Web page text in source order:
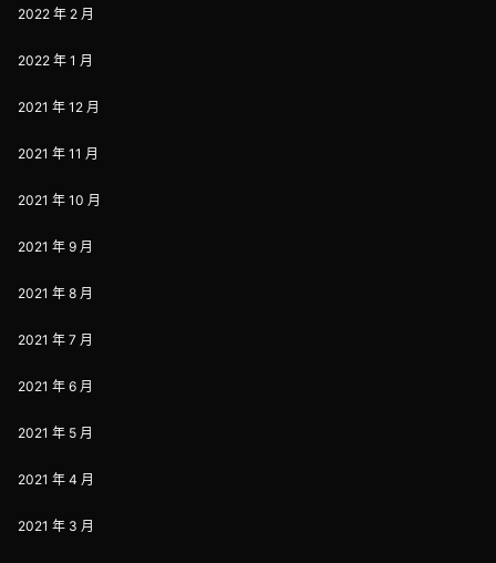
2022 年 2 月
2022 年 1 月
2021 年 12 月
2021 年 11 月
2021 年 10 月
2021 年 9 月
2021 年 8 月
2021 年 7 月
2021 年 6 月
2021 年 5 月
2021 年 4 月
2021 年 3 月